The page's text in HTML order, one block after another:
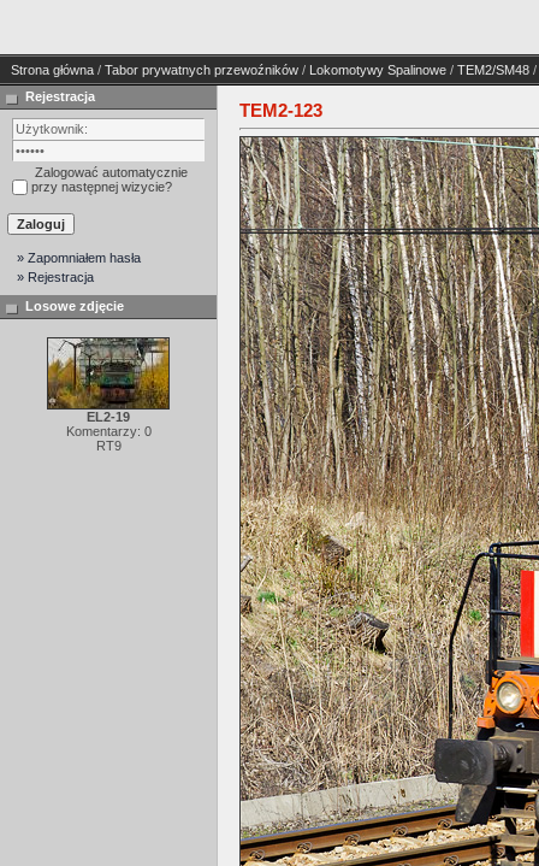
Strona główna / Tabor prywatnych przewoźników / Lokomotywy Spalinowe / TEM2/SM48 /
Rejestracja
Zalogować automatycznie
przy następnej wizycie?
» Zapomniałem hasła
» Rejestracja
Losowe zdjęcie
EL2-19
Komentarzy: 0
RT9
TEM2-123